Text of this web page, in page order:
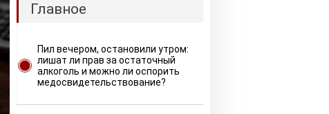
Главное
Пил вечером, остановили утром:
лишат ли прав за остаточный
алкоголь и можно ли оспорить
медосвидетельствование?